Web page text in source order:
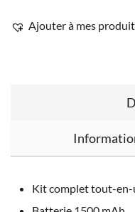
Ajouter à mes
Kit complet tout-en-